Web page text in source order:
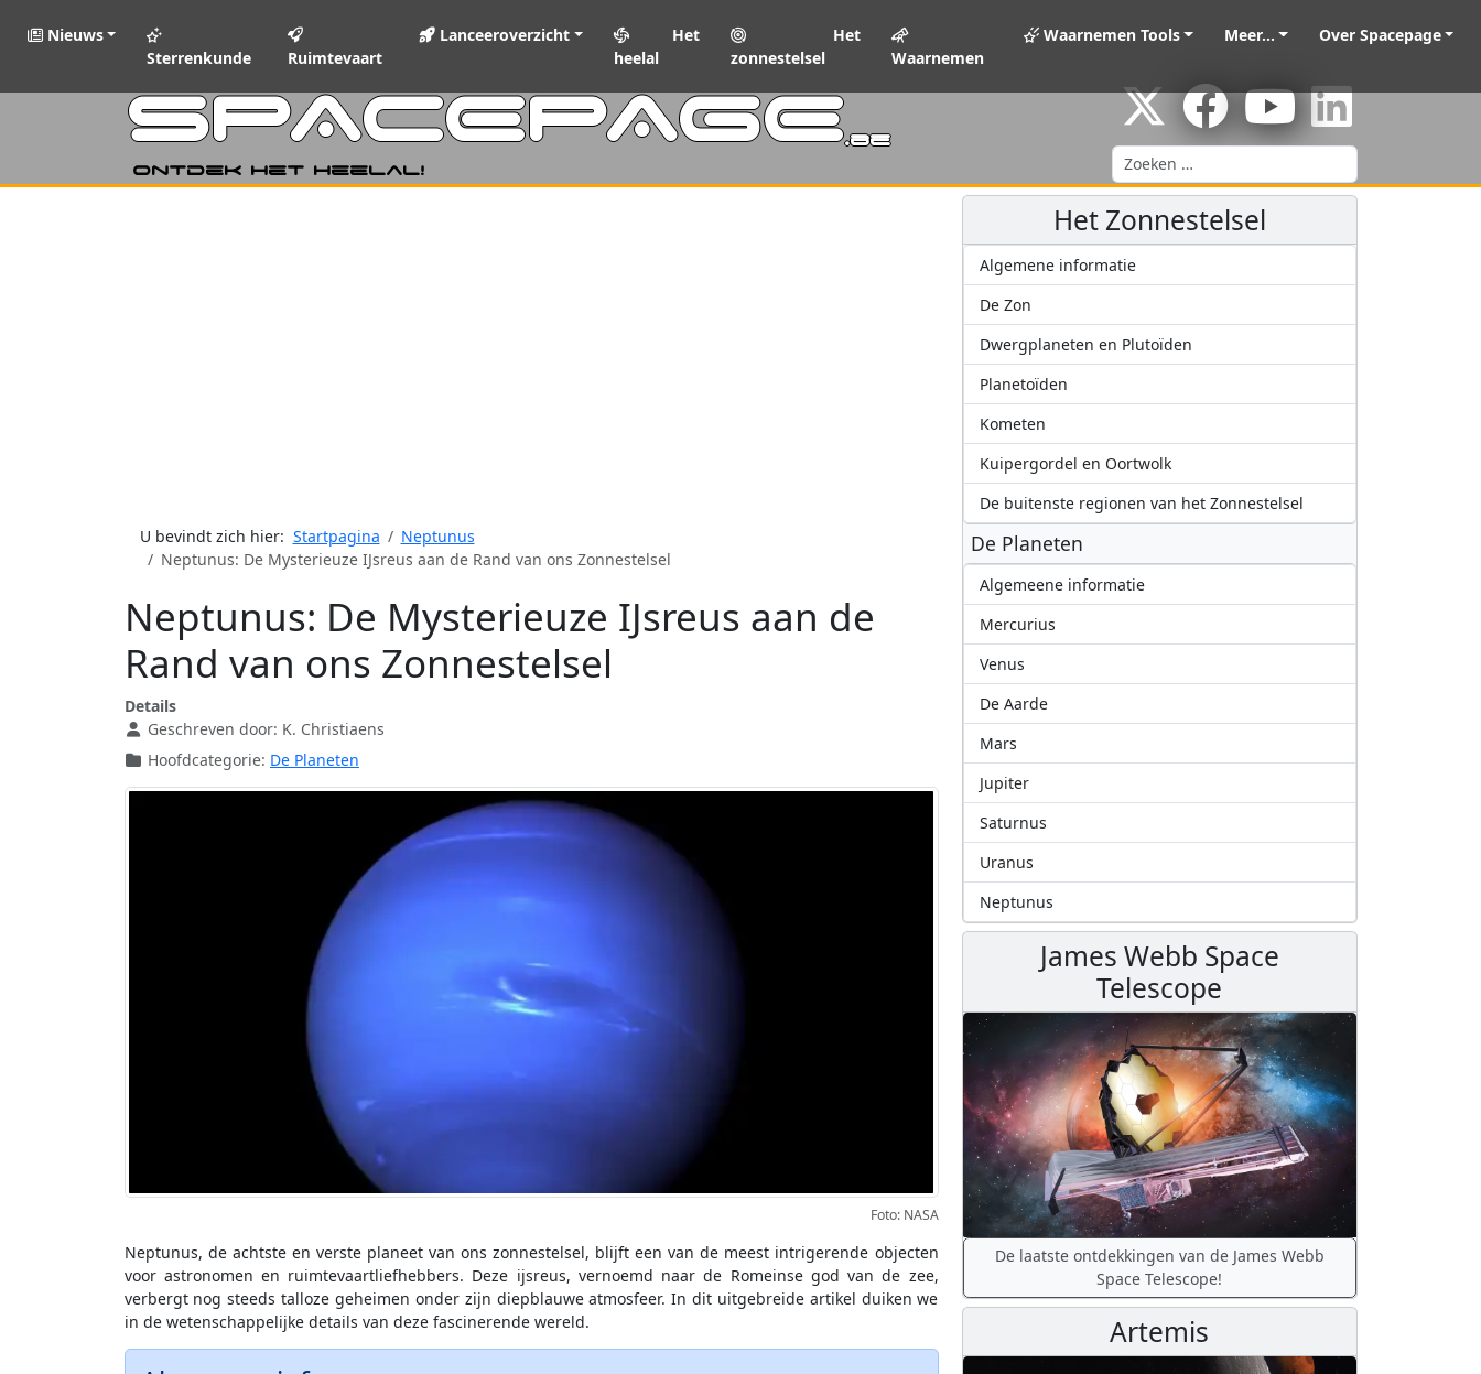
Nieuws
Sterrenkunde
Ruimtevaart
Lanceeroverzicht
Het
heelal
Het
zonnestelsel
Waarnemen
Waarnemen Tools Meer... Over Spacepage
SPACEPAGE.be
Ontdek het heelal!
Zoeken
U bevindt zich hier: Startpagina
Neptunus
Neptunus: De Mysterieuze IJsreus aan de Rand van ons Zonnestelsel
Neptunus: De Mysterieuze IJsreus aan de
Rand van ons Zonnestelsel
Details
Geschreven door: K. Christiaens
Hoofdcategorie: De Planeten
Foto: NASA
Neptunus, de achtste en verste planeet van ons zonnestelsel, blijft een van de meest intrigerende objecten
voor astronomen en ruimtevaartliefhebbers. Deze ijsreus, vernoemd naar de Romeinse god van de zee,
verbergt nog steeds talloze geheimen onder zijn diepblauwe atmosfeer. In dit uitgebreide artikel duiken we
in de wetenschappelijke details van deze fascinerende wereld.
Het Zonnestelsel
Algemene informatie
De Zon
Dwergplaneten en Plutoïden
Planetoïden
Kometen
Kuipergordel en Oortwolk
De buitenste regionen van het Zonnestelsel
De Planeten
Algemeene informatie
Mercurius
Venus
De Aarde
Mars
Jupiter
Saturnus
Uranus
Neptunus
James Webb Space
Telescope
De laatste ontdekkingen van de James Webb
Space Telescope!
Artemis